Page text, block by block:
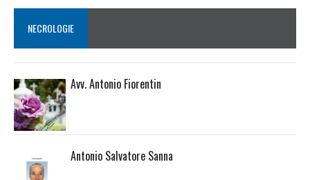
NECROLOGIE
Avv. Antonio Fiorentin
Antonio Salvatore Sanna